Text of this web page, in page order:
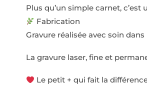
Plus qu’un simple carnet,
Fabrication
Gravure réalisée avec soin dans
La gravure laser, fine et
Le petit + qui fait la